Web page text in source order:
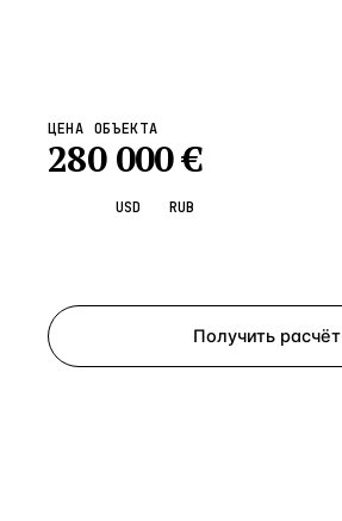
ЦЕНА ОБЪЕКТА
280 000€
USD RUB
Получить расчёт